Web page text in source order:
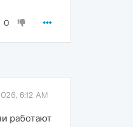
0
6:12 AM
работают